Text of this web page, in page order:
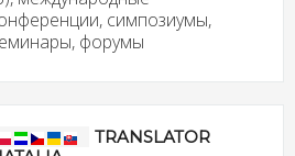
симпозиумы,
форумы
TRANSLATOR